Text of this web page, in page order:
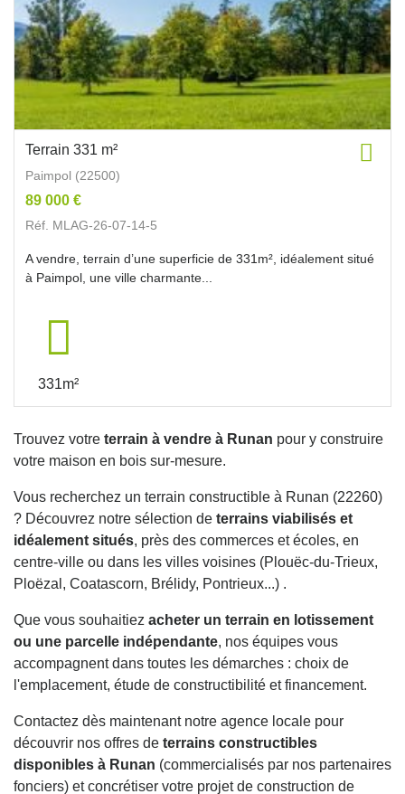
Terrain 331 m²
Paimpol (22500)
89 000 €
Réf. MLAG-26-07-14-5
A vendre, terrain d’une superficie de 331m², idéalement situé
à Paimpol, une ville charmante...
331m²
Trouvez votre terrain à vendre à Runan pour y construire
votre maison en bois sur-mesure.
Vous recherchez un terrain constructible à Runan (22260)
? Découvrez notre sélection de terrains viabilisés et
idéalement situés, près des commerces et écoles, en
centre-ville ou dans les villes voisines (Plouëc-du-Trieux,
Ploëzal, Coatascorn, Brélidy, Pontrieux...) .
Que vous souhaitiez acheter un terrain en lotissement
ou une parcelle indépendante, nos équipes vous
accompagnent dans toutes les démarches : choix de
l'emplacement, étude de constructibilité et financement.
Contactez dès maintenant notre agence locale pour
découvrir nos offres de terrains constructibles
disponibles à Runan (commercialisés par nos partenaires
fonciers) et concrétiser votre projet de construction de